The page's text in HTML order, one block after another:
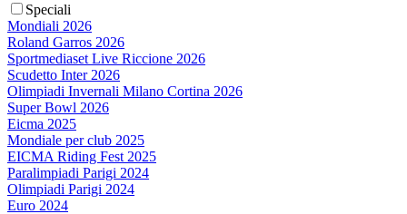
Speciali
Mondiali 2026
Roland Garros 2026
Sportmediaset Live Riccione 2026
Scudetto Inter 2026
Olimpiadi Invernali Milano Cortina 2026
Super Bowl 2026
Eicma 2025
Mondiale per club 2025
EICMA Riding Fest 2025
Paralimpiadi Parigi 2024
Olimpiadi Parigi 2024
Euro 2024